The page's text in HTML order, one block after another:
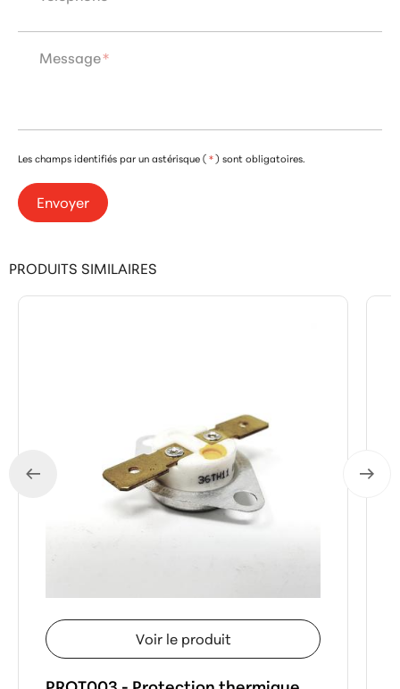
Message*
Les champs identifiés par un astérisque (*) sont obligatoires.
Envoyer
PRODUITS SIMILAIRES
Voir le produit